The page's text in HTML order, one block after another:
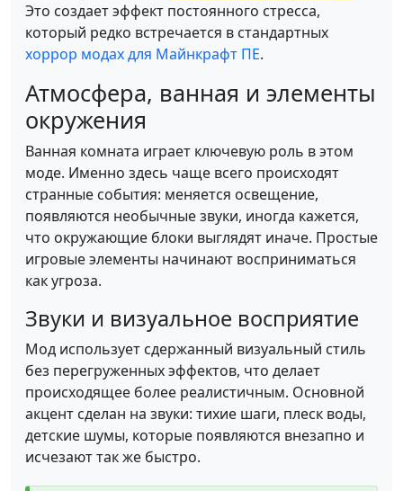
Это создает эффект постоянного стресса,
который редко встречается в стандартных
хоррор модах для Майнкрафт ПЕ.
Атмосфера, ванная и элементы
окружения
Ванная комната играет ключевую роль в этом
моде. Именно здесь чаще всего происходят
странные события: меняется освещение,
появляются необычные звуки, иногда кажется,
что окружающие блоки выглядят иначе. Простые
игровые элементы начинают восприниматься
как угроза.
Звуки и визуальное восприятие
Мод использует сдержанный визуальный стиль
без перегруженных эффектов, что делает
происходящее более реалистичным. Основной
акцент сделан на звуки: тихие шаги, плеск воды,
детские шумы, которые появляются внезапно и
исчезают так же быстро.